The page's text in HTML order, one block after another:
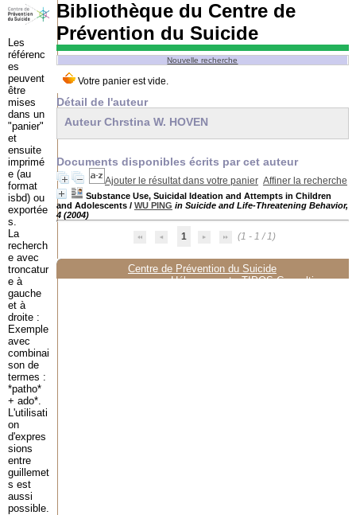
Bibliothèque du Centre de
Prévention du Suicide
Nouvelle recherche
Détail de l'auteur
Auteur Chrstina W. HOVEN
Documents disponibles écrits par cet auteur
Ajouter le résultat dans votre panier Affiner la recherche
Substance Use, Suicidal Ideation and Attempts in Children
and Adolescents/ WU PING in Suicide and Life-Threatening Behavior,
4 (2004)
1 (1 - 1 / 1)
Centre de Prévention du Suicide
Hébergement :TIPOS Consulting
Les
référenc
es
peuvent
être
mises
dans un
"panier"
et
ensuite
imprimé
e (au
format
isbd) ou
exportée
s.
La
recherch
e avec
troncatur
e à
gauche
et à
droite :
Exemple
avec
combinai
son de
termes :
*patho*
+ ado*.
L'utilisati
on
d'expres
sions
entre
guillemet
s est
aussi
possible.